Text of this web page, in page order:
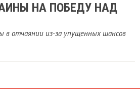
НА ПОБЕДУ НАД
в отчаянии из-за упущенных шансов